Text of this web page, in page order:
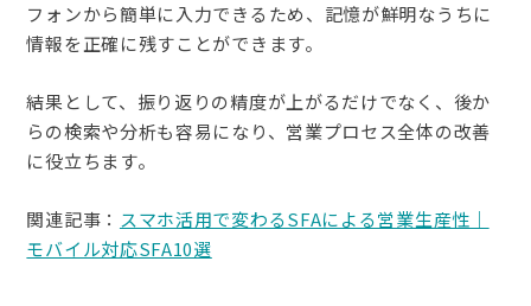
フォンから簡単に入力できるため、記憶が鮮明なうちに
情報を正確に残すことができます。
結果として、振り返りの精度が上がるだけでなく、後か
らの検索や分析も容易になり、営業プロセス全体の改善
に役立ちます。
関連記事： スマホ活用で変わるSFAによる営業生産性｜
モバイル対応SFA10選